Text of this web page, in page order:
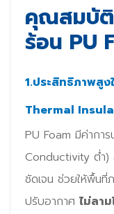
คุณสมบัติ
ร้อน PU
1.ประสิทธิภาพสู
Thermal
PU Foam มีค่ากา
Conductivity ต่ำ)
ชัดเจน ช่วยให้พื้นที่
ปรับอากาศ ไม่ลา